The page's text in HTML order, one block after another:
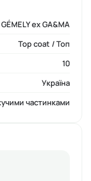
60 СЕКУНД
GÉMELY ex GA&MA
Top coat / Топ
10
Україна
частинками